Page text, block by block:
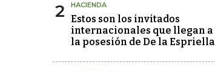
2 HACIENDA
Estos son los invitados
internacionales que llegan a
la posesión de De la Espriella